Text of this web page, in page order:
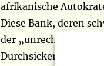
afrikanische
Diese Bank, deren
der „unrecht
Durchsickern von